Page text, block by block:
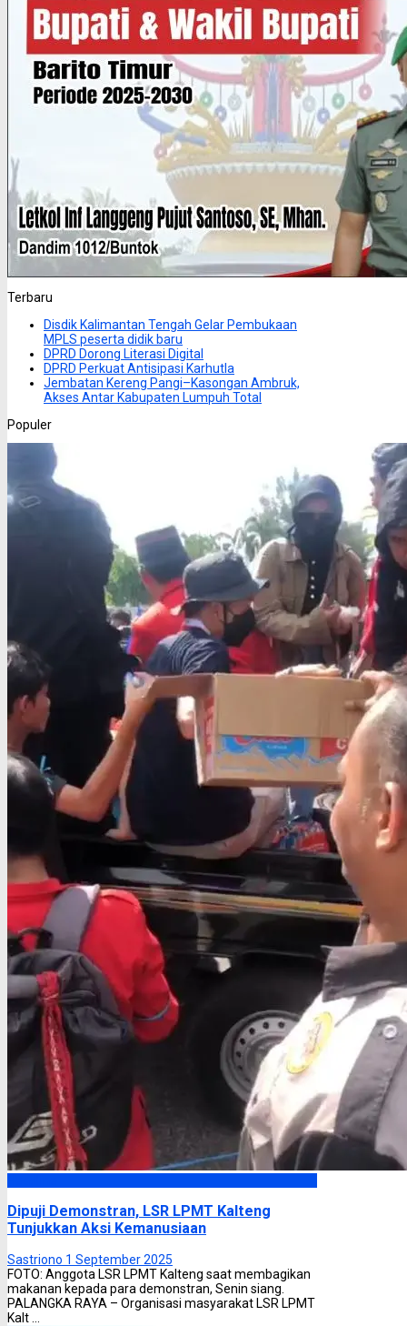
Terbaru
Disdik Kalimantan Tengah Gelar Pembukaan
MPLS peserta didik baru
DPRD Dorong Literasi Digital
DPRD Perkuat Antisipasi Karhutla
Jembatan Kereng Pangi–Kasongan Ambruk,
Akses Antar Kabupaten Lumpuh Total
Populer
Dipuji Demonstran, LSR LPMT Kalteng
Tunjukkan Aksi Kemanusiaan
Sastriono 1 September 2025
FOTO: Anggota LSR LPMT Kalteng saat membagikan
makanan kepada para demonstran, Senin siang.
PALANGKA RAYA – Organisasi masyarakat LSR LPMT
Kalt ...